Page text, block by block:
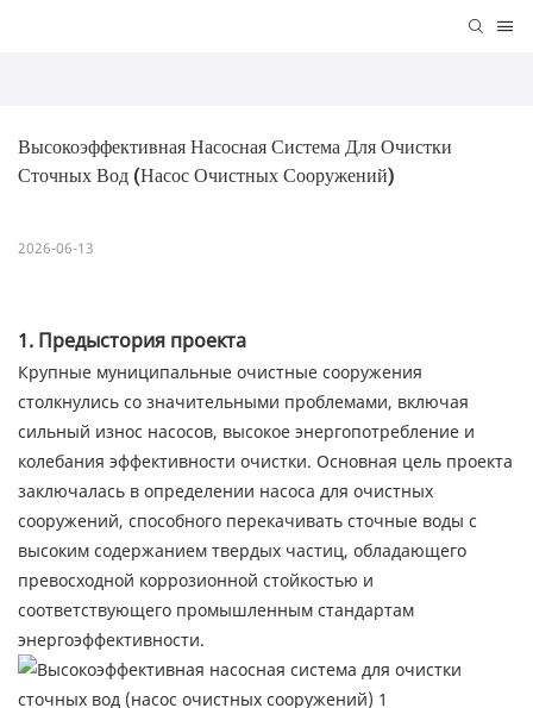
Высокоэффективная Насосная Система Для Очистки
Сточных Вод (насос Очистных Сооружений)
2026-06-13
1. Предыстория проекта
Крупные муниципальные очистные сооружения
столкнулись со значительными проблемами, включая
сильный износ насосов, высокое энергопотребление и
колебания эффективности очистки. Основная цель проекта
заключалась в определении насоса для очистных
сооружений, способного перекачивать сточные воды с
высоким содержанием твердых частиц, обладающего
превосходной коррозионной стойкостью и
соответствующего промышленным стандартам
энергоэффективности.